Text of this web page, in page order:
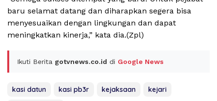
baru selamat datang dan diharapkan segera bisa
menyesuaikan dengan lingkungan dan dapat
meningkatkan kinerja,” kata dia.(Zpl)
Ikuti Berita gotvnews.co.id di Google News
kasi datun kasi pb3r kejaksaan
kejari